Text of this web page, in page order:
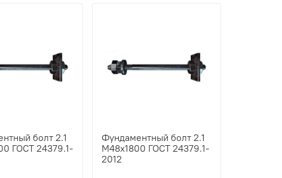
болт 2.1
ГОСТ 24379.1-
Фундаментный болт 2.1
М48х1800 ГОСТ 24379.1-
2012